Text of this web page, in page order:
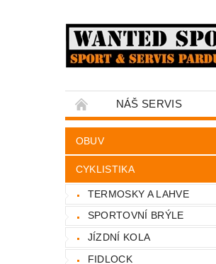
NÁŠ SERVIS
OBUV
CYKLISTIKA
TERMOSKY A LAHVE
SPORTOVNÍ BRÝLE
JÍZDNÍ KOLA
FIDLOCK